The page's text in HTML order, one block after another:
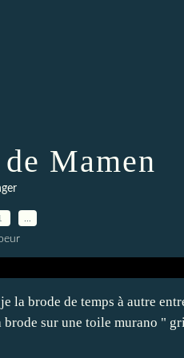
Mamen
brode de temps à autre
brode sur une toile murano "